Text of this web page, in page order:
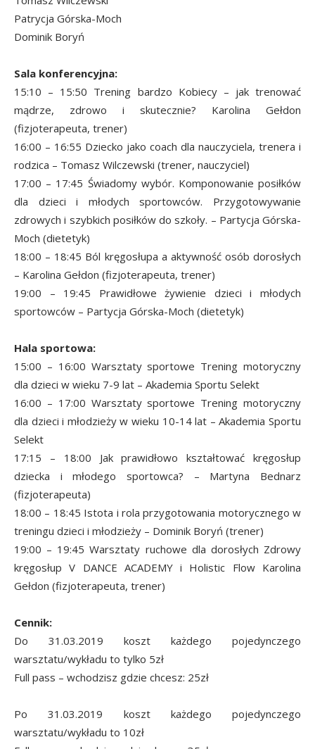
Patrycja Górska-Moch
Dominik Boryń
Sala konferencyjna:
15:10 – 15:50 Trening bardzo Kobiecy – jak trenować
mądrze, zdrowo i skutecznie? Karolina Gełdon
(fizjoterapeuta, trener)
16:00 – 16:55 Dziecko jako coach dla nauczyciela, trenera i
rodzica – Tomasz Wilczewski (trener, nauczyciel)
17:00 – 17:45 Świadomy wybór. Komponowanie posiłków
dla dzieci i młodych sportowców. Przygotowywanie
zdrowych i szybkich posiłków do szkoły. – Partycja Górska-
Moch (dietetyk)
18:00 – 18:45 Ból kręgosłupa a aktywność osób dorosłych
– Karolina Gełdon (fizjoterapeuta, trener)
19:00 – 19:45 Prawidłowe żywienie dzieci i młodych
sportowców – Partycja Górska-Moch (dietetyk)
Hala sportowa:
15:00 – 16:00 Warsztaty sportowe Trening motoryczny
dla dzieci w wieku 7-9 lat – Akademia Sportu Selekt
16:00 – 17:00 Warsztaty sportowe Trening motoryczny
dla dzieci i młodzieży w wieku 10-14 lat – Akademia Sportu
Selekt
17:15 – 18:00 Jak prawidłowo kształtować kręgosłup
dziecka i młodego sportowca? – Martyna Bednarz
(fizjoterapeuta)
18:00 – 18:45 Istota i rola przygotowania motorycznego w
treningu dzieci i młodzieży – Dominik Boryń (trener)
19:00 – 19:45 Warsztaty ruchowe dla dorosłych Zdrowy
kręgosłup V DANCE ACADEMY i Holistic Flow Karolina
Gełdon (fizjoterapeuta, trener)
Cennik:
Do 31.03.2019 koszt każdego pojedynczego
warsztatu/wykładu to tylko 5zł
Full pass – wchodzisz gdzie chcesz: 25zł
Po 31.03.2019 koszt każdego pojedynczego
warsztatu/wykładu to 10zł